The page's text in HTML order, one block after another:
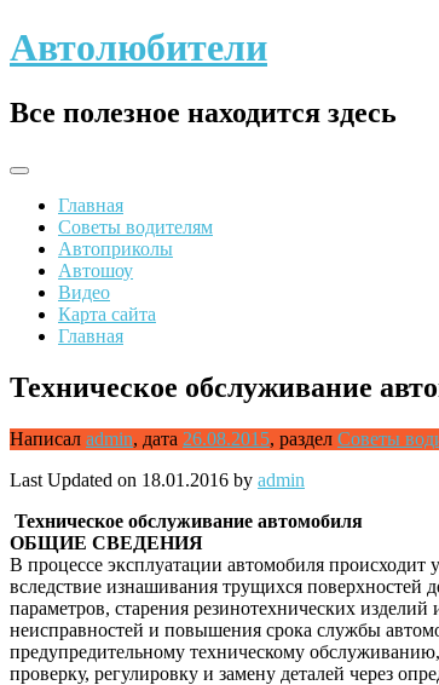
Skip
to
Автолюбители
Все полезное находится здесь
Главная
Советы водителям
Автоприколы
Автошоу
Видео
Карта сайта
Главная
Техническое обслуживание
Написал admin, дата 26.08.2015, раздел Советы
Last Updated on 18.01.2016 by admin
Техническое обслуживание автомобиля
ОБЩИЕ СВЕДЕНИЯ
В процессе эксплуатации автомобиля происходит
вследствие изнашивания трущихся поверхностей
параметров, старения резинотехнических
неисправностей и повышения срока службы
предупредительному техническому обслуживанию,
проверку, регулировку и замену деталей через